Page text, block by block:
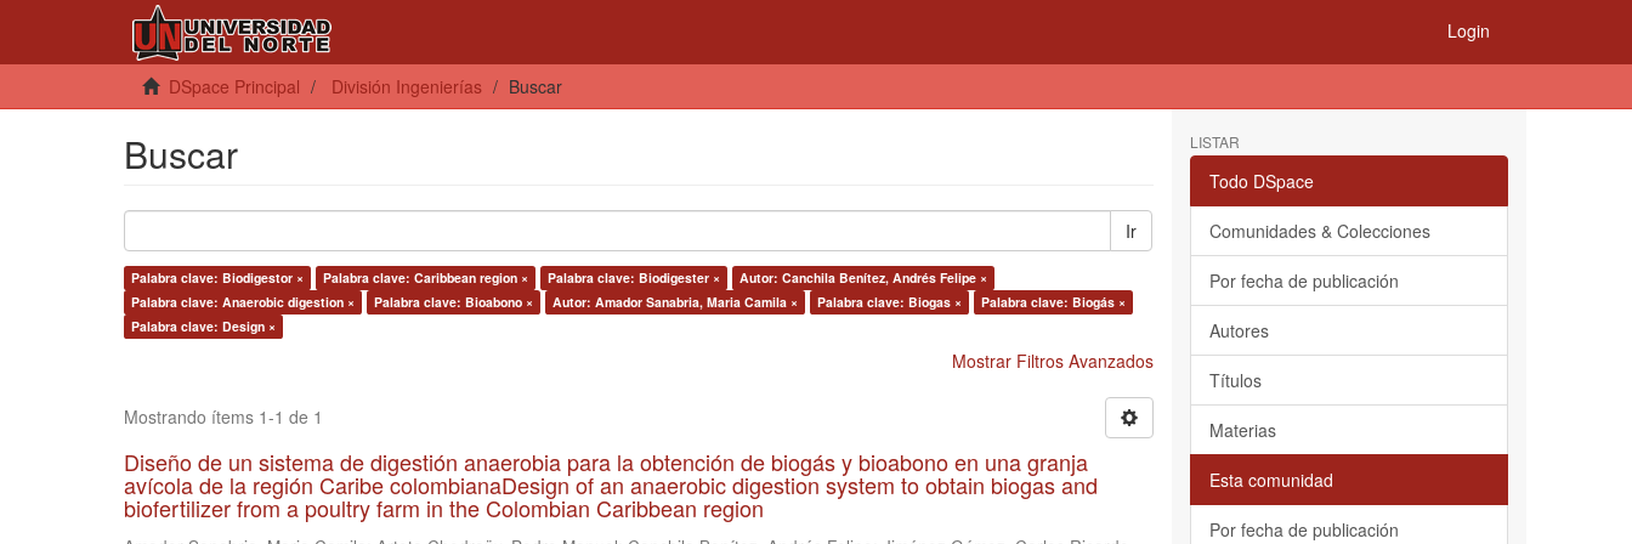
Login
DSpace Principal División Ingenierías Buscar
Buscar
Ir
Palabra clave: Biodigestor × Palabra clave: Caribbean region × Palabra clave: Biodigester ×
Autor: Canchila Benítez, Andrés Felipe ×
Palabra clave: Anaerobic digestion ×
Palabra clave: Bioabono × Autor: Amador Sanabria, Maria Camila × Palabra clave: Biogas ×
Palabra clave: Biogás ×
Palabra clave: Design ×
Mostrar Filtros Avanzados
Mostrando ítems 1-1 de 1
Diseño de un sistema de digestión anaerobia para la obtención de biogás y bioabono en una granja
avícola de la región Caribe colombianaDesign of an anaerobic digestion system to obtain biogas and
biofertilizer from a poultry farm in the Colombian Caribbean region
LISTAR
Todo DSpace
Comunidades & Colecciones
Por fecha de publicación
Autores
Títulos
Materias
Esta comunidad
Por fecha de publicación